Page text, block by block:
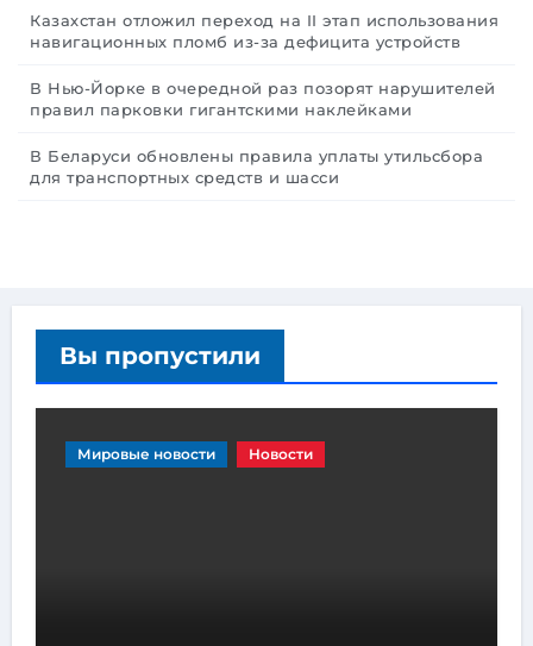
Казахстан отложил переход на II этап использования
навигационных пломб из-за дефицита устройств
В Нью-Йорке в очередной раз позорят нарушителей
правил парковки гигантскими наклейками
В Беларуси обновлены правила уплаты утильсбора
для транспортных средств и шасси
Вы пропустили
Мировые новости Новости